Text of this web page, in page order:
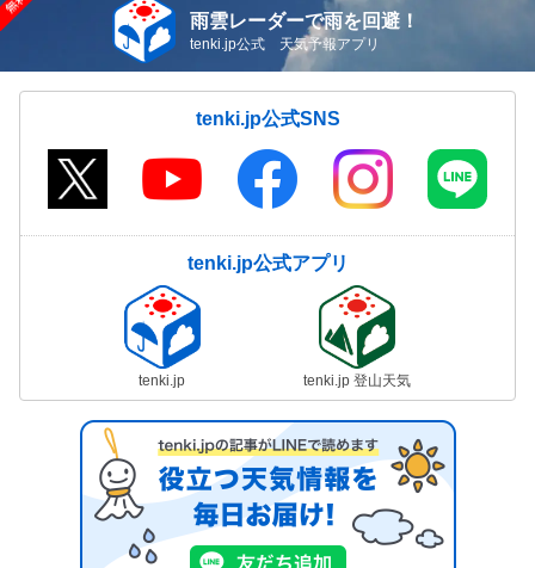
雨雲レーダーで雨を回避！
tenki.jp公式 天気予報アプリ
tenki.jp公式SNS
tenki.jp公式アプリ
tenki.jp tenki.jp 登山天気